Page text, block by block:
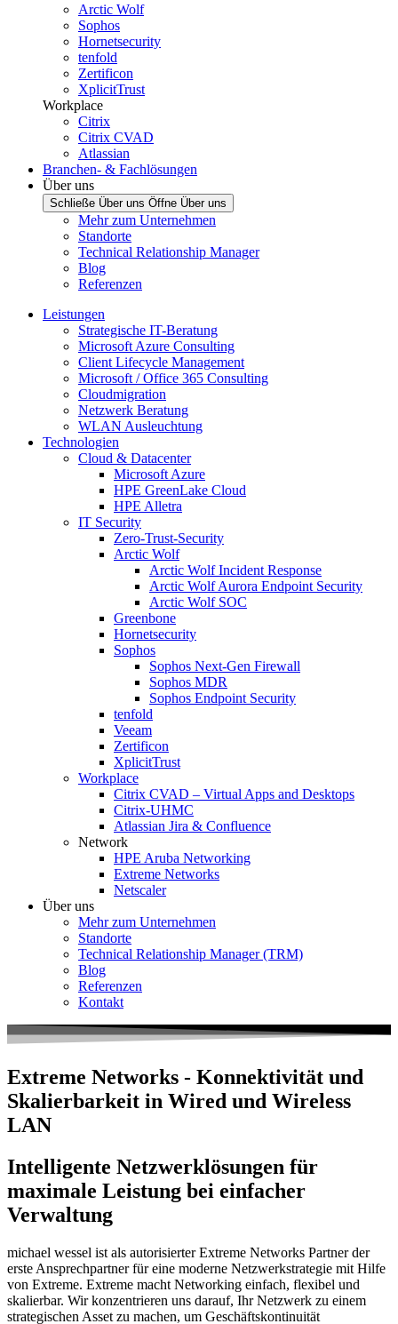
Arctic Wolf
Sophos
Hornetsecurity
tenfold
Zertificon
XplicitTrust
Workplace
Citrix
Citrix CVAD
Atlassian
Branchen- & Fachlösungen
Über uns
Schließe Über uns Öffne Über uns
Mehr zum Unternehmen
Standorte
Technical Relationship Manager
Blog
Referenzen
Leistungen
Strategische IT-Beratung
Microsoft Azure Consulting
Client Lifecycle Management
Microsoft / Office 365 Consulting
Cloudmigration
Netzwerk Beratung
WLAN Ausleuchtung
Technologien
Cloud & Datacenter
Microsoft Azure
HPE GreenLake Cloud
HPE Alletra
IT Security
Zero-Trust-Security
Arctic Wolf
Arctic Wolf Incident Response
Arctic Wolf Aurora Endpoint Security
Arctic Wolf SOC
Greenbone
Hornetsecurity
Sophos
Sophos Next-Gen Firewall
Sophos MDR
Sophos Endpoint Security
tenfold
Veeam
Zertificon
XplicitTrust
Workplace
Citrix CVAD – Virtual Apps and Desktops
Citrix-UHMC
Atlassian Jira & Confluence
Network
HPE Aruba Networking
Extreme Networks
Netscaler
Über uns
Mehr zum Unternehmen
Standorte
Technical Relationship Manager (TRM)
Blog
Referenzen
Kontakt
Extreme Networks - Konnektivität und
Skalierbarkeit in Wired und Wireless
LAN
Intelligente Netzwerklösungen für
maximale Leistung bei einfacher
Verwaltung
michael wessel ist als autorisierter Extreme Networks Partner der
erste Ansprechpartner für eine moderne Netzwerkstrategie mit Hilfe
von Extreme. Extreme macht Networking einfach, flexibel und
skalierbar. Wir konzentrieren uns darauf, Ihr Netzwerk zu einem
strategischen Asset zu machen, um Geschäftskontinuität